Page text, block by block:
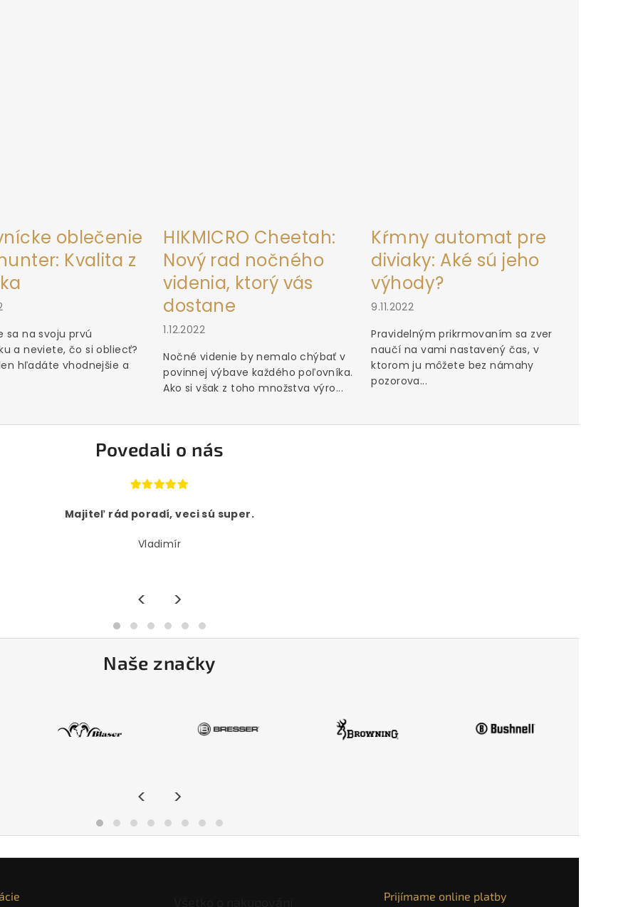
oblečenie
Kvalita z
sa na svoju prvú
a neviete, čo si obliecť?
hľadáte vhodnejšie a
HIKMICRO Cheetah:
Nový rad nočného
videnia, ktorý vás
dostane
1.12.2022
Nočné videnie by nemalo chýbať v
povinnej výbave každého poľovníka.
Ako si však z toho množstva výro...
Kŕmny automat pre
diviaky: Aké sú jeho
výhody?
9.11.2022
Pravidelným prikrmovaním sa zver
naučí na vami nastavený čas, v
ktorom ju môžete bez námahy
pozorova...
Povedali o nás
Majiteľ rád poradí, veci sú super.
Vladimír
< >
Naše značky
< >
Prijímame online platby